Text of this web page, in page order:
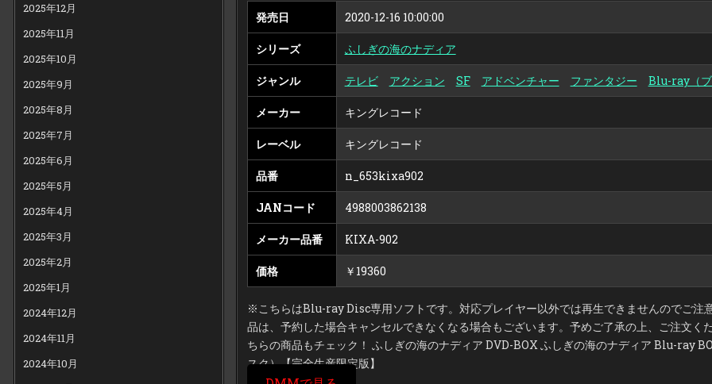
2025年12月
2025年11月
2025年10月
2025年9月
2025年8月
2025年7月
2025年6月
2025年5月
2025年4月
2025年3月
2025年2月
2025年1月
2024年12月
2024年11月
2024年10月
発売日 2020-12-16 10:00:00
シリーズ ふしぎの海のナディア
ジャンル テレビ アクション SF アドベンチャー ファンタジー Blu-ray（ブ
メーカー キングレコード
レーベル キングレコード
品番 n_653kixa902
JANコード 4988003862138
メーカー品番 KIXA-902
価格 ￥19360
※こちらはBlu-ray Disc専用ソフトです。対応プレイヤー以外では再生できませんのでご注
品は、予約した場合キャンセルできなくなる場合もございます。予めご了承の上、ご注文く
ちらの商品もチェック！ ふしぎの海のナディア DVD-BOX ふしぎの海のナディア Blu-ray
スク）【完全生産限定版】